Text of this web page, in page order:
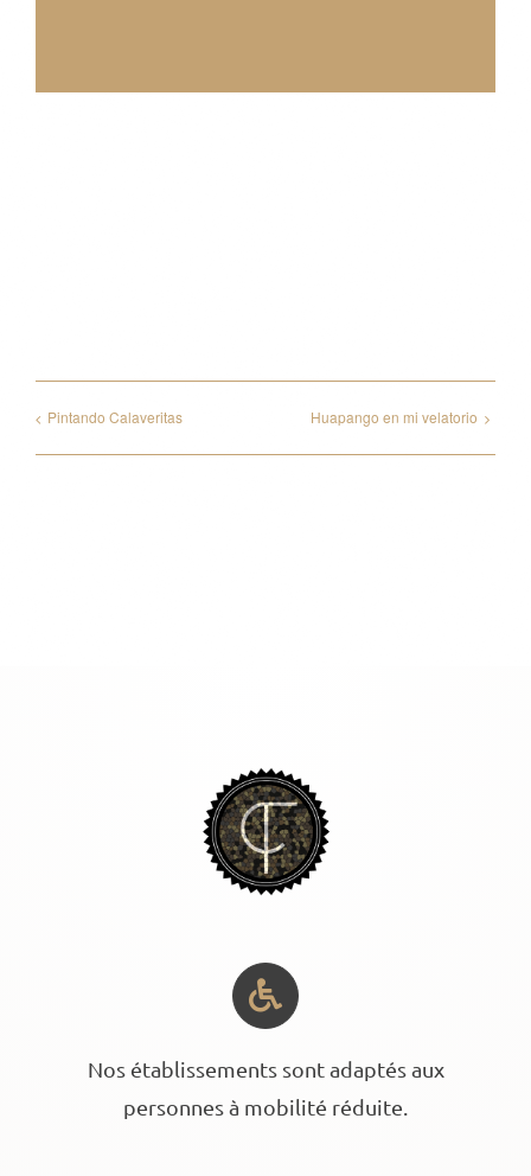
Pintando Calaveritas Huapango en mi velatorio
Nos établissements sont adaptés aux
personnes à mobilité réduite.